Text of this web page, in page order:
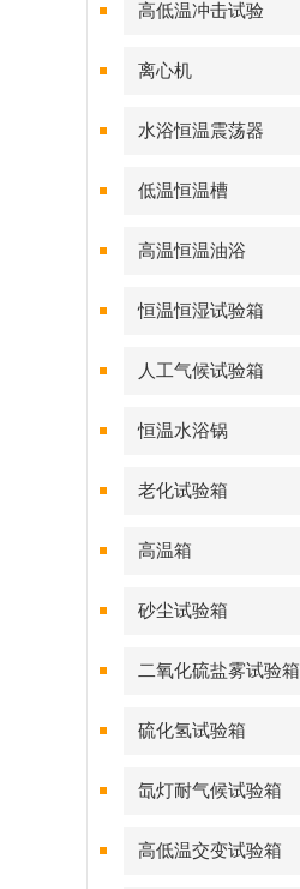
高低温冲击试验
离心机
水浴恒温震荡器
低温恒温槽
高温恒温油浴
恒温恒湿试验箱
人工气候试验箱
恒温水浴锅
老化试验箱
高温箱
砂尘试验箱
二氧化硫盐雾试验箱
硫化氢试验箱
氙灯耐气候试验箱
高低温交变试验箱